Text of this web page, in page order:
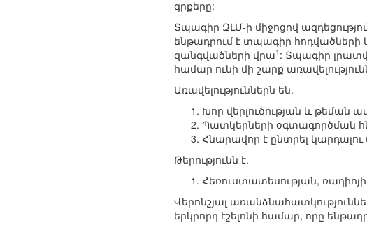
գրքերը:
Տպագիր ԶԼՄ-ի միջոցով
ենթադրում է տպագիր հոդվածների
զանգվածների վրա1 : Տպագիր
համար ունի մի շարք
Առավելություններն են.
Խոր վերլուծության և թեման
Պատկերների օգտագործման
Հնարավոր է ընտրել
Թերությունն է.
Հեռուստատեսության,
Վերոնշյալ
երկրորդ էշելոնի համար, որը